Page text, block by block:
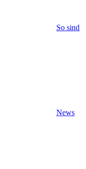
So sind
News